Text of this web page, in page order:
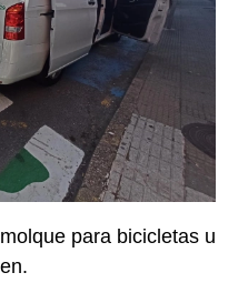
para bicicletas u